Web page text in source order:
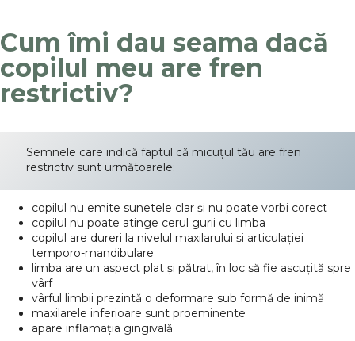
Cum îmi dau seama dacă
copilul meu are fren
restrictiv?
Semnele care indică faptul că micuțul tău are fren
restrictiv sunt următoarele:
copilul nu emite sunetele clar și nu poate vorbi corect
copilul nu poate atinge cerul gurii cu limba
copilul are dureri la nivelul maxilarului și articulației
temporo-mandibulare
limba are un aspect plat și pătrat, în loc să fie ascuțită spre
vârf
vârful limbii prezintă o deformare sub formă de inimă
maxilarele inferioare sunt proeminente
apare inflamația gingivală